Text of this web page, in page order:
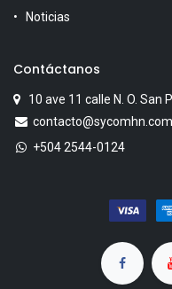
Noticias
Contáctanos
10 ave 11 calle N. O. San
contacto@sycomhn.com
+504 2544-0124